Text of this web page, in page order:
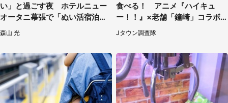
い」と過ごす夜 ホテルニュー
オータニ幕張で「ぬい活宿泊プ
ラン」開始【8／8～3／31】
森山 光
食べる！ アニメ『ハイキュ
ー！！』×老舗「鐘崎」コラボ
で限定グッズも【8／1～31】
Jタウン調査隊